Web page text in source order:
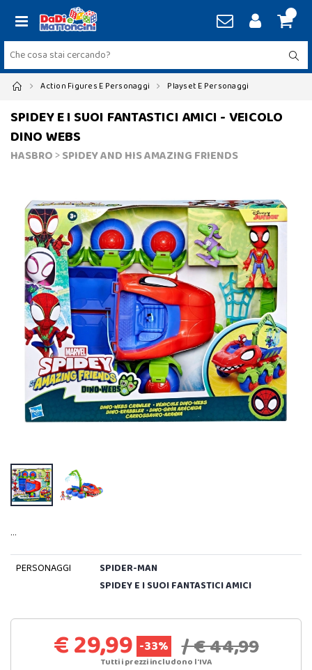
Action Figures E Personaggi Playset E Personaggi
SPIDEY E I SUOI FANTASTICI AMICI - VEICOLO
DINO WEBS
HASBRO>SPIDEY AND HIS AMAZING FRIENDS
…
PERSONAGGI
SPIDER-MAN
SPIDEY E I SUOI FANTASTICI AMICI
€ 29,99 -33% / € 44,99
Tutti i prezzi includono l'IVA